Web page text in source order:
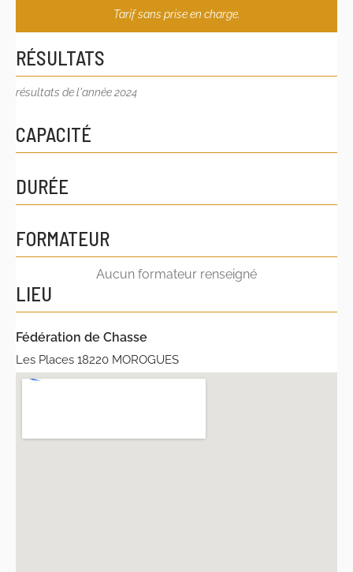
Tarif sans prise en charge.
RÉSULTATS
résultats de l'année 2024
CAPACITÉ
DURÉE
FORMATEUR
Aucun formateur renseigné
LIEU
Fédération de Chasse
Les Places 18220 MOROGUES